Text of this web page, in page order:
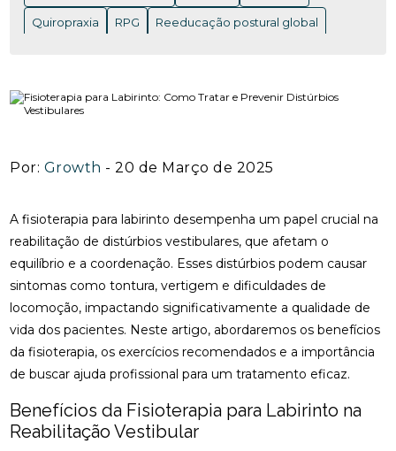
Por: Growth - 20 de Março de 2025
A fisioterapia para labirinto desempenha um papel crucial na
reabilitação de distúrbios vestibulares, que afetam o
equilíbrio e a coordenação. Esses distúrbios podem causar
sintomas como tontura, vertigem e dificuldades de
locomoção, impactando significativamente a qualidade de
vida dos pacientes. Neste artigo, abordaremos os benefícios
da fisioterapia, os exercícios recomendados e a importância
de buscar ajuda profissional para um tratamento eficaz.
Benefícios da Fisioterapia para Labirinto na
Reabilitação Vestibular
ACUPUNTURA EM NITERÓI: DESCUBRA OS
BENEFÍCIOS DESSA TERAPIA MILENAR
BENEFÍCIOS E ENCONTRE OS MELHORES
ESPECIALISTAS NA REGIÃO
INCRÍVEIS PARA ALÍVIO
CIÁTICO E MELHORAR A QUALIDADE DE VIDA
CIÁTICO
ACUPUNTURA PARA ALIVIAR NERVO CIÁTICO
ACUPUNTURA PARA COLUNA: COMO ALIVIAR
DORES E PROMOVER A SAÚDE
MELHORA A QUALIDADE DE VIDA
Quiropraxia RPG Reeducação postural global
acupunturista consulta
fisioterapia de reabilitação vestibular
onde fazer fisioterapia respiratória osteopatia RJ
osteopatia cervical osteopatia coluna
osteopatia hérnia de disco osteopatia nervo ciático
palmilha esporão palmilha fascite plantar
palmilha fascite plantar preço palmilha joanete
palmilha ortopedica preço palmilha para pé chato
palmilha para pé chato preço